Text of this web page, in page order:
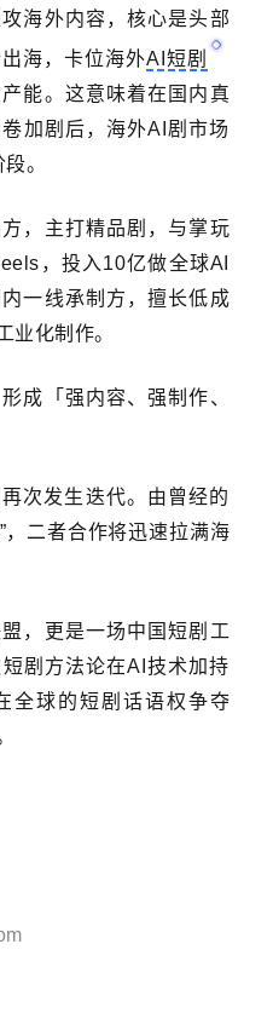
海外内容，核心是头部
海，卡位海外AI短剧
能。这意味着在国内真
加剧后，海外AI剧市场
。
，主打精品剧，与掌玩
，投入10亿做全球AI
一线承制方，擅长低成
业化制作。
成「强内容、强制作、
次发生迭代。由曾经的
，二者合作将迅速拉满海
，更是一场中国短剧工
剧方法论在AI技术加持
全球的短剧话语权争夺